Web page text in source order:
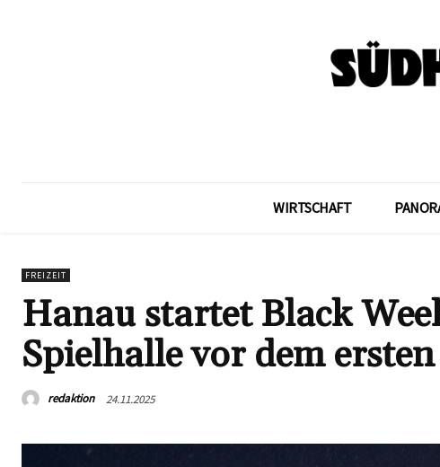
WIRTSCHAFT
FREIZEIT
Hanau startet Black
Spielhalle vor dem
redaktion 24.11.2025